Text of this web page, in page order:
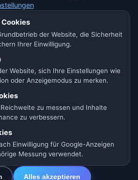
🇦🇹 Wetter Österreich
🇨🇭 Wetter Schweiz
Wetterseiten:
🇭🇷 Kroatien
Spanien 🇮🇳 Süd- und Südostasien
Wetternetzwerk
der Website, die Sicherheit
Ihrer Einwilligung.
Website, sich Ihre Einstellungen wie
oder Anzeigemodus zu merken.
zu messen und Inhalte
zu verbessern.
Einwilligung für Google-Anzeigen
Messung verwendet.
Alles akzeptieren